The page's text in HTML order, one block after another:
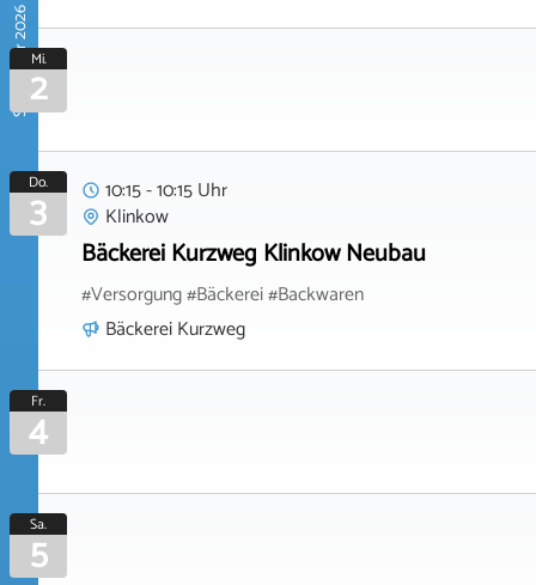
September 2026Mi.
2
Do.
3
10:15 - 10:15 Uhr
Klinkow
Bäckerei Kurzweg Klinkow Neubau
#Versorgung #Bäckerei #Backwaren
Bäckerei Kurzweg
Fr.
4
Sa.
5